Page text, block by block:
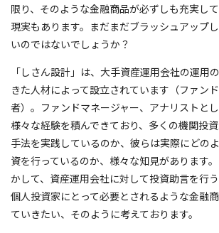
限り、そのような金融商品が必ずしも充実し
現実もあります。まだまだブラッシュアップ
いのではないでしょうか？
「しさん設計」は、大手資産運用会社の運用
きた人材によって設立されています（ファン
者）。ファンドマネージャー、アナリストと
様々な経験を積んできており、多くの機関投
手法を実践しているのか、彼らは実際にどの
資を行っているのか、様々な知見があります
かして、資産運用会社に対して投資助言を行
個人投資家にとって必要とされるような金融
ていきたい、そのように考えております。